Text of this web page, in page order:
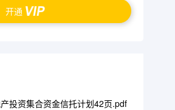
开通
投资集合资金信托计划42页.pdf